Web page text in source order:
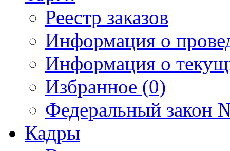
Реестр заказов
Информация о
Информация о
Избранное (0)
Федеральный закон
Кадры